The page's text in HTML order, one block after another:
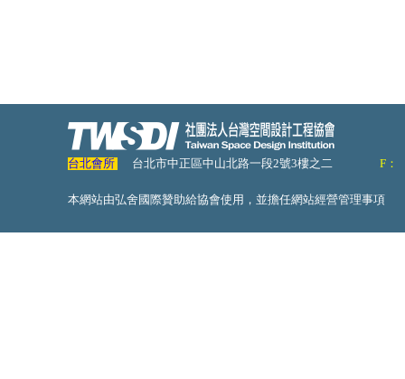
台北會所 台北市中正區中山北路一段2號3樓之二 F：
本網站由弘舍國際贊助給協會使用，並擔任網站經營管理事項